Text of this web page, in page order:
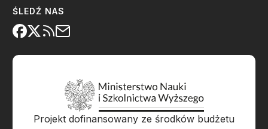
ŚLEDŹ NAS
Projekt dofinansowany ze środków budżetu